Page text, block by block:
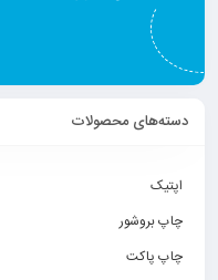
دسته‌های محصولات
اپتیک
چاپ بروشور
چاپ پاکت